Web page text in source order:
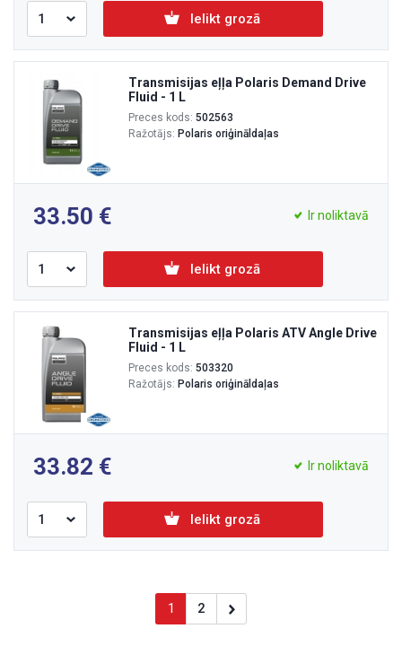
Ielikt grozā
Transmisijas eļļa Polaris Demand Drive
Fluid - 1 L
Preces kods: 502563
Ražotājs: Polaris oriģināldaļas
33.50 Ir noliktavā
Ielikt grozā
Transmisijas eļļa Polaris ATV Angle Drive
Fluid - 1 L
Preces kods: 503320
Ražotājs: Polaris oriģināldaļas
33.82 Ir noliktavā
Ielikt grozā
1 2